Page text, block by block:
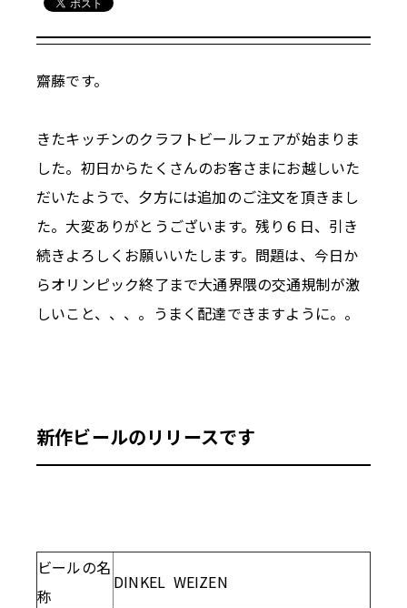
齋藤です。
きたキッチンのクラフトビールフェアが始まりま
した。初日からたくさんのお客さまにお越しいた
だいたようで、夕方には追加のご注文を頂きまし
た。大変ありがとうございます。残り６日、引き
続きよろしくお願いいたします。問題は、今日か
らオリンピック終了まで大通界隈の交通規制が激
しいこと、、、。うまく配達できますように。。
新作ビールのリリースです
ビールの名
称
DINKEL WEIZEN